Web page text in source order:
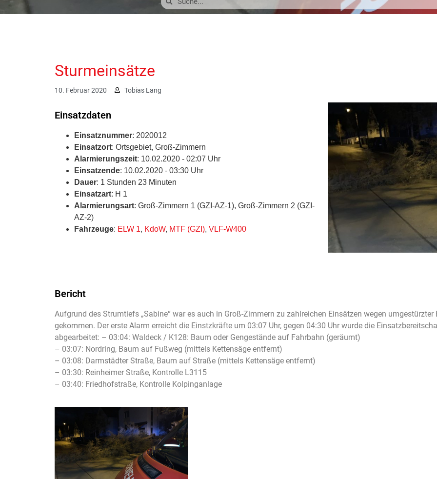
Sturmeinsätze
10. Februar 2020 Tobias Lang
Einsatzdaten
Einsatznummer: 2020012
Einsatzort: Ortsgebiet, Groß-Zimmern
Alarmierungszeit: 10.02.2020 - 02:07 Uhr
Einsatzende: 10.02.2020 - 03:30 Uhr
Dauer: 1 Stunden 23 Minuten
Einsatzart: H 1
Alarmierungsart: Groß-Zimmern 1 (GZI-AZ-1), Groß-Zimmern 2 (GZI-
AZ-2)
Fahrzeuge: ELW 1, KdoW, MTF (GZI), VLF-W400
Bericht
Aufgrund des Strumtiefs „Sabine“ war es auch in Groß-Zimmern zu zahlreichen Einsätzen wegen
gekommen. Der erste Alarm erreicht die Einstzkräfte um 03:07 Uhr, gegen 04:30 Uhr wurde die
abgearbeitet: – 03:04: Waldeck / K128: Baum oder Gengestände auf Fahrbahn (geräumt)
– 03:07: Nordring, Baum auf Fußweg (mittels Kettensäge entfernt)
– 03:08: Darmstädter Straße, Baum auf Straße (mittels Kettensäge entfernt)
– 03:30: Reinheimer Straße, Kontrolle L3115
– 03:40: Friedhofstraße, Kontrolle Kolpinganlage